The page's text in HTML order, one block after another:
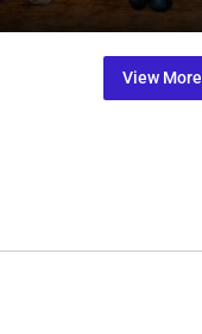
View More